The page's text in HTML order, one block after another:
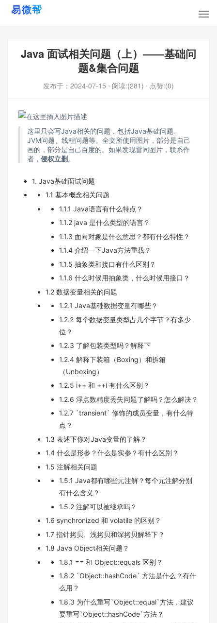
Java 面试相关问题（上）——基础问
题&集合问题
发布于： 2024-07-15 ⋅ 阅读:(281) ⋅ 点赞:(0)
这里只会写Java相关的问题，包括Java基础问题、
JVM问题、线程问题等。全文所使用图片，部分是自己
画的，部分是自己百度的。如果发现雷同图片，联系作
者， 侵权立删。
1. Java基础面试问题
1.1 基本概念相关问题
1.1.1 Java语言有什么特点？
1.1.2 java 是什么类型的语言？
1.1.3 面向对象是什么意思？都有什么特性？
1.1.4 介绍一下Java方法重载？
1.1.5 抽象类和接口有什么区别？
1.1.6 什么时候用抽象类，什么时候用接口？
1.2 数据变量相关的问题
1.2.1 Java基础数据变量有哪些？
1.2.2 每个数据变量类型占几个字节？有多少
位？
1.2.3 了解包装类型吗？解释下
1.2.4 解释下装箱（Boxing）和拆箱
（Unboxing）
1.2.5 i++ 和 ++i 有什么区别？
1.2.6 浮点数精度丢失问题了解吗？怎么解决？
1.2.7 `transient` 修饰的成员变量，有什么特
点？
1.3 表述下你对Java变量的了解？
1.4 什么是形参？什么是实参？有什么区别？
1.5 注解相关问题
1.5.1 Java都有哪些元注解？每个元注解分别
有什么含义？
1.5.2 注解可以被继承吗？
1.6 synchronized 和 volatile 的区别？
1.7 指针拷贝、浅拷贝和深拷贝解释下？
1.8 Java Object相关问题？
1.8.1 == 和 Object::equals 区别？
1.8.2 `Object::hashCode` 方法是什么？有什
么用？
1.8.3 为什么重写`Object::equal`方法，建议
要重写`Object::hashCode`方法？